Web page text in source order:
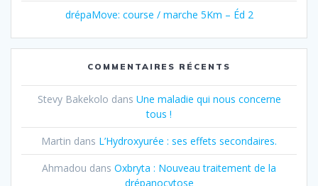
drépaMove: course / marche 5Km – Éd 2
COMMENTAIRES RÉCENTS
Stevy Bakekolo dans Une maladie qui nous concerne
tous !
Martin dans L’Hydroxyurée : ses effets secondaires.
Ahmadou dans Oxbryta : Nouveau traitement de la
drépanocytose